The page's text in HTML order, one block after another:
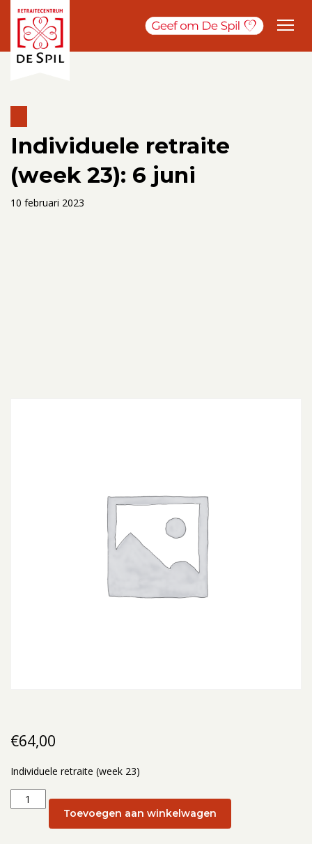
Individuele retraite
(week 23): 6 juni
10 februari 2023
€64,00
Individuele retraite (week 23)
Individuele
retraite
Toevoegen aan winkelwagen